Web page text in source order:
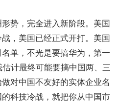
势，完全进入新阶段。美国
，美国已经正式开打。美国
单，不光是要搞华为，第一
计最终可能要搞中国两、三
对中国不友好的实体企业名
科技冷战，就把你从中国市